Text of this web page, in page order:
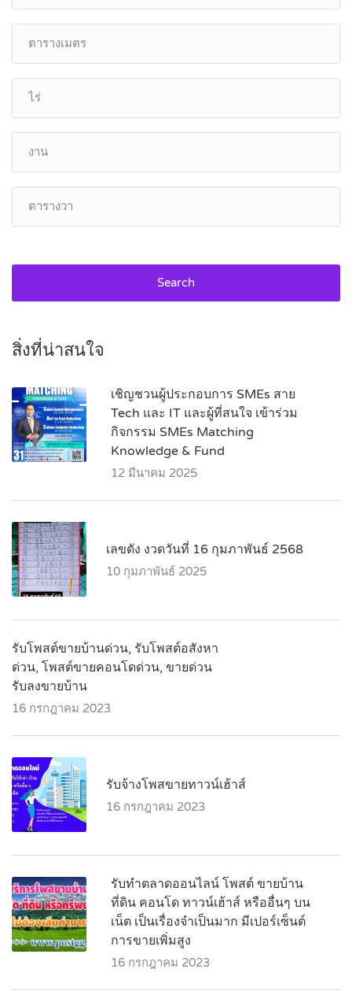
Search
สิ่งที่น่าสนใจ
เชิญชวนผู้ประกอบการ SMEs สาย
Tech และ IT และผู้ที่สนใจ เข้าร่วม
กิจกรรม SMEs Matching
Knowledge & Fund
12 มีนาคม 2025
เลขดัง งวดวันที่ 16 กุมภาพันธ์ 2568
10 กุมภาพันธ์ 2025
รับโพสต์ขายบ้านด่วน, รับโพสต์อสังหา
ด่วน, โพสต์ขายคอนโดด่วน, ขายด่วน
รับลงขายบ้าน
16 กรกฎาคม 2023
รับจ้างโพสขายทาวน์เฮ้าส์
16 กรกฎาคม 2023
รับทำตลาดออนไลน์ โพสต์ ขายบ้าน
ที่ดิน คอนโด ทาวน์เฮ้าส์ หรืออื่นๆ บน
เน็ต เป็นเรื่องจำเป็นมาก มีเปอร์เซ็นต์
การขายเพิ่มสูง
16 กรกฎาคม 2023